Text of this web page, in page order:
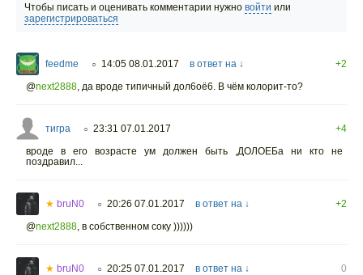
Чтобы писать и оценивать комментарии нужно войти или
зарегистрироваться
feedme ○ 14:05 08.01.2017 в ответ на ↓
+2
@next2888 да вроде типичный дол6оё6. В чём колорит-то?
тигра ○ 23:31 07.01.2017
+4
вроде в его возрасте ум должен быть ,ДОЛОЕБа ни кто не
поздравил...
★ bruN0 ○ 20:26 07.01.2017 в ответ на ↓
+2
@next2888 в собственном соку ))))))
★ bruN0 ○ 20:25 07.01.2017 в ответ на ↓
0